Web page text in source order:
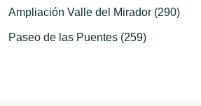
Ampliación Valle del Mirador (290)
Paseo de las Puentes (259)